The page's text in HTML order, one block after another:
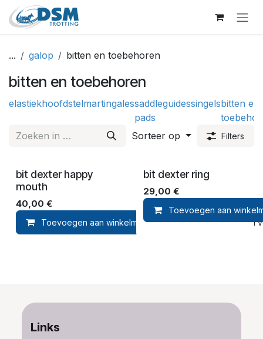
Overslaan naar inhoud
... galop bitten en toebehoren
bitten en toebehoren
elastiekhoofdstelmartingalessaddle
pads
guidessingelsbitten en
Sorteer op
Filters
bit dexter happy
mouth
40,00 €
Toevoegen aan winkelmandje Toevoegen aan
bit dexter ring
29,00 €
Toevoegen aan
Links